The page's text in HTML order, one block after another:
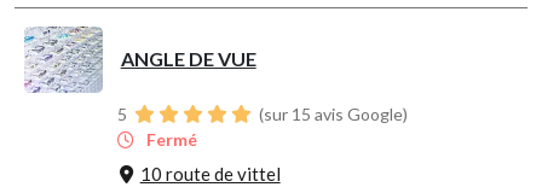
ANGLE DE VUE
5
(sur 15 avis Google)
Fermé
10 route de vittel